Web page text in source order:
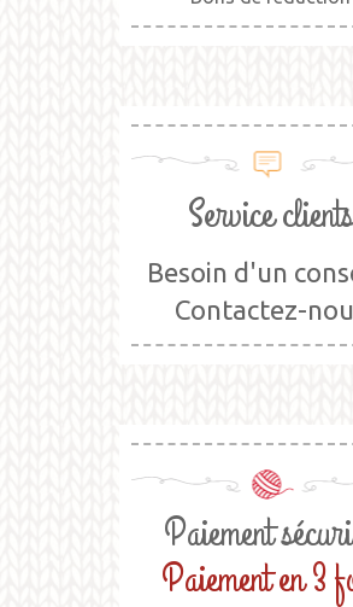
Service clients
Besoin d'un
Contactez-
Paiement
Paiement en 3